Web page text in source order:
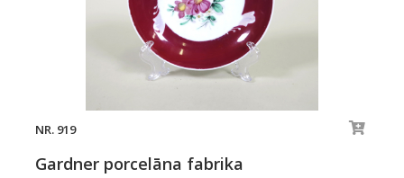
NR. 919
Gardner porcelāna fabrika